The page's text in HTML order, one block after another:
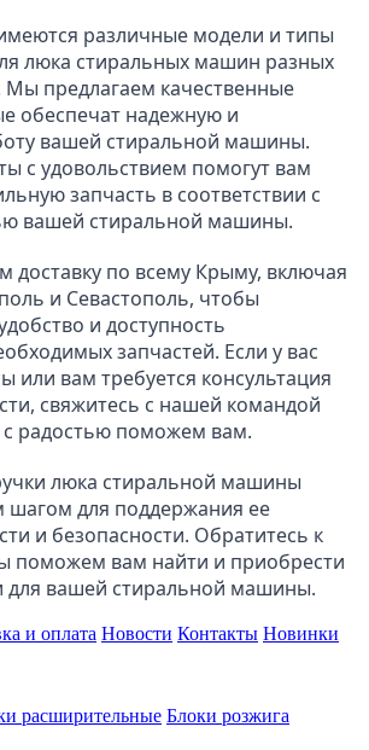
различные модели и типы
люка стиральных машин разных
Мы предлагаем качественные
обеспечат надежную и
вашей стиральной машины.
с удовольствием помогут вам
запчасть в соответствии с
вашей стиральной машины.
доставку по всему Крыму, включая
и Севастополь, чтобы
и доступность
запчастей. Если у вас
или вам требуется консультация
свяжитесь с нашей командой
радостью поможем вам.
люка стиральной машины
шагом для поддержания ее
и безопасности. Обратитесь к
поможем вам найти и приобрести
для вашей стиральной машины.
и оплата Новости Контакты Новинки
расширительные Блоки розжига